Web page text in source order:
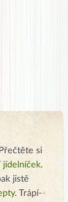
Přečtěte si
jídelníček.
jistě
. Trápí-